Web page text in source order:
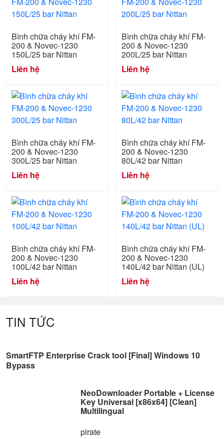
Bình chữa cháy khí FM-
200 & Novec-1230
150L/25 bar Nittan
Liên hệ
Bình chữa cháy khí FM-
200 & Novec-1230
200L/25 bar Nittan
Liên hệ
Bình chữa cháy khí FM-
200 & Novec-1230
300L/25 bar Nittan
Liên hệ
Bình chữa cháy khí FM-
200 & Novec-1230
80L/42 bar Nittan
Liên hệ
Bình chữa cháy khí FM-
200 & Novec-1230
100L/42 bar Nittan
Liên hệ
Bình chữa cháy khí FM-
200 & Novec-1230
140L/42 bar Nittan (UL)
Liên hệ
TIN TỨC
SmartFTP Enterprise Crack tool [Final] Windows 10
Bypass
NeoDownloader Portable + License
Key Universal [x86x64] [Clean]
Multilingual
pirate